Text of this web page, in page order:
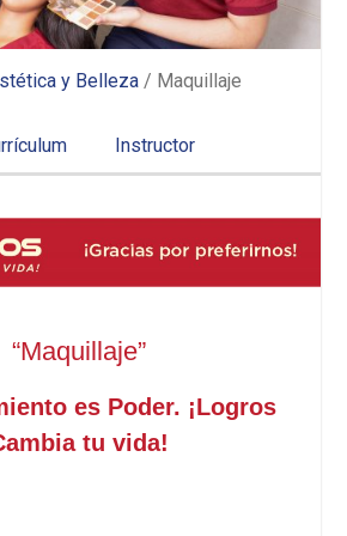
y Belleza / Maquillaje
Instructor
“Maquillaje”
es Poder. ¡Logros
tu vida!